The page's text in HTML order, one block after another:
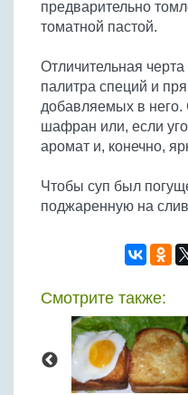
предварительно
томатной пастой.
Отличительная
палитра специй и
добавляемых в
шафран или, если
аромат и, конечно,
Чтобы суп был
поджаренную на
Смотрите также: